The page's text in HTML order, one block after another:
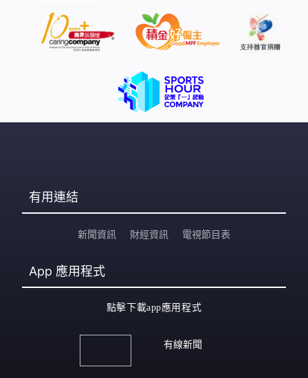
有用連結
新聞資訊 財經資訊 電視節目表
App 應用程式
點擊下載app應用程式
有線新聞